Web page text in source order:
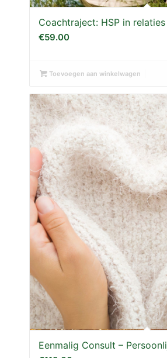
Coachtraject: HSP in relaties
€59.00
Toevoegen aan winkelwagen
Eenmalig Consult –